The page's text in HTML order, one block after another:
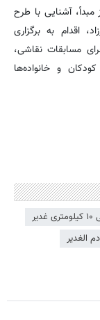
آشنایی با طرح
اقدام به برگزاری
مسابقات نقاشی،
و خانواده‌ها
الغدیر